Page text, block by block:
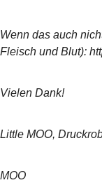
Wenn das auch
Fleisch und Blut):
Vielen Dank!
Little MOO,
MOO